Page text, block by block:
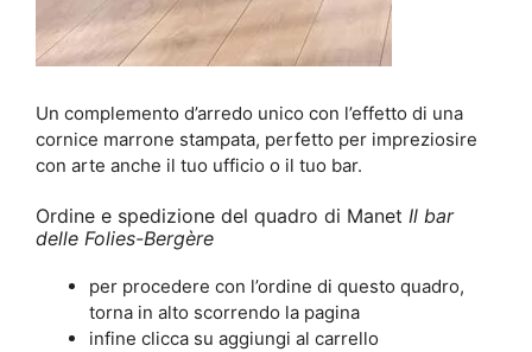
Un complemento d’arredo unico con l’effetto di una
cornice marrone stampata, perfetto per impreziosire
con arte anche il tuo ufficio o il tuo bar.
Ordine e spedizione del quadro di Manet Il bar
delle Folies-Bergère
per procedere con l’ordine di questo quadro,
torna in alto scorrendo la pagina
infine clicca su aggiungi al carrello